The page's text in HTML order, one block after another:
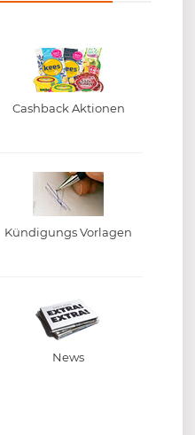
Cashback Aktionen
Kündigungs Vorlagen
News